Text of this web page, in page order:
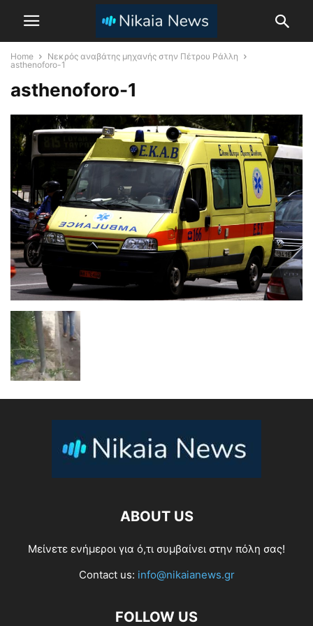
Home
Νεκρός αναβάτης μηχανής στην Πέτρου Ράλλη
asthenoforo-1
asthenoforo-1
ABOUT US
Μείνετε ενήμεροι για ό,τι συμβαίνει στην πόλη σας!
Contact us: info@nikaianews.gr
FOLLOW US